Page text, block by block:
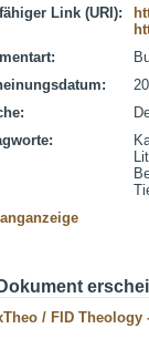
Link (URI):
/ FID Theology